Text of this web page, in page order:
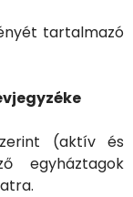
tartalmazó
(aktív és
egyháztagok